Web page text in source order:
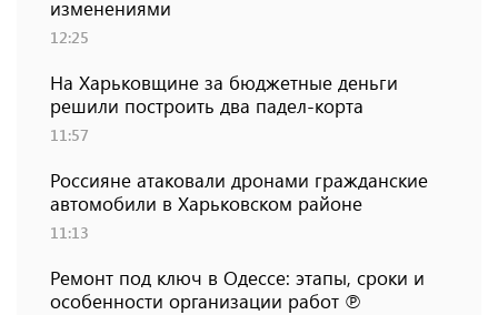
изменениями
12:25
На Харьковщине за бюджетные деньги
решили построить два падел-корта
11:57
Россияне атаковали дронами гражданские
автомобили в Харьковском районе
11:13
Ремонт под ключ в Одессе: этапы, сроки и
особенности организации работ ℗